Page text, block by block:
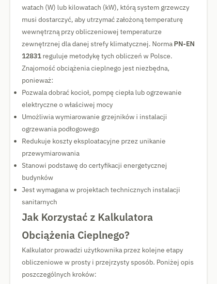
watach (W) lub kilowatach (kW), którą system grzewczy
musi dostarczyć, aby utrzymać założoną temperaturę
wewnętrzną przy obliczeniowej temperaturze
zewnętrznej dla danej strefy klimatycznej. Norma PN-EN
12831 reguluje metodykę tych obliczeń w Polsce.
Znajomość obciążenia cieplnego jest niezbędna,
ponieważ:
Pozwala dobrać kocioł, pompę ciepła lub ogrzewanie
elektryczne o właściwej mocy
Umożliwia wymiarowanie grzejników i instalacji
ogrzewania podłogowego
Redukuje koszty eksploatacyjne przez unikanie
przewymiarowania
Stanowi podstawę do certyfikacji energetycznej
budynków
Jest wymagana w projektach technicznych instalacji
sanitarnych
Jak Korzystać z Kalkulatora
Obciążenia Cieplnego?
Kalkulator prowadzi użytkownika przez kolejne etapy
obliczeniowe w prosty i przejrzysty sposób. Poniżej opis
poszczególnych kroków: